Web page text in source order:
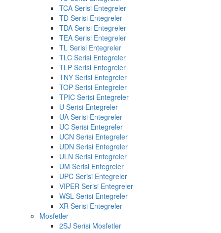
TCA Serisi Entegreler
TD Serisi Entegreler
TDA Serisi Entegreler
TEA Serisi Entegreler
TL Serisi Entegreler
TLC Serisi Entegreler
TLP Serisi Entegreler
TNY Serisi Entegreler
TOP Serisi Entegreler
TPIC Serisi Entegreler
U Serisi Entegreler
UA Serisi Entegreler
UC Serisi Entegreler
UCN Serisi Entegreler
UDN Serisi Entegreler
ULN Serisi Entegreler
UM Serisi Entegreler
UPC Serisi Entegreler
VIPER Serisi Entegreler
WSL Serisi Entegreler
XR Serisi Entegreler
Mosfetler
2SJ Serisi Mosfetler